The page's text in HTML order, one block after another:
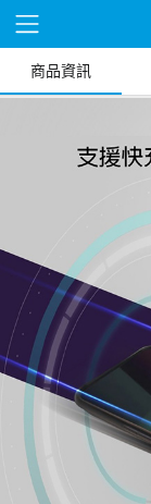
商品資訊